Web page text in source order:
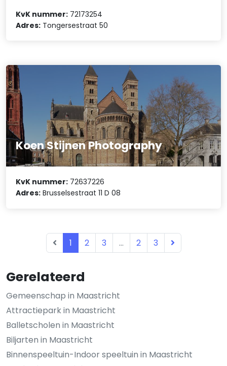
Gerelateerd
Gemeenschap in Maastricht
Attractiepark in Maastricht
Balletscholen in Maastricht
Biljarten in Maastricht
Binnenspeeltuin-Indoor speeltuin in Maastricht
KvK nummer: 72173254
Adres: Tongersestraat 50
Koen Stijnen Photography
KvK nummer: 72637226
Adres: Brusselsestraat 11 D 08
1 2 3 ... 2 3